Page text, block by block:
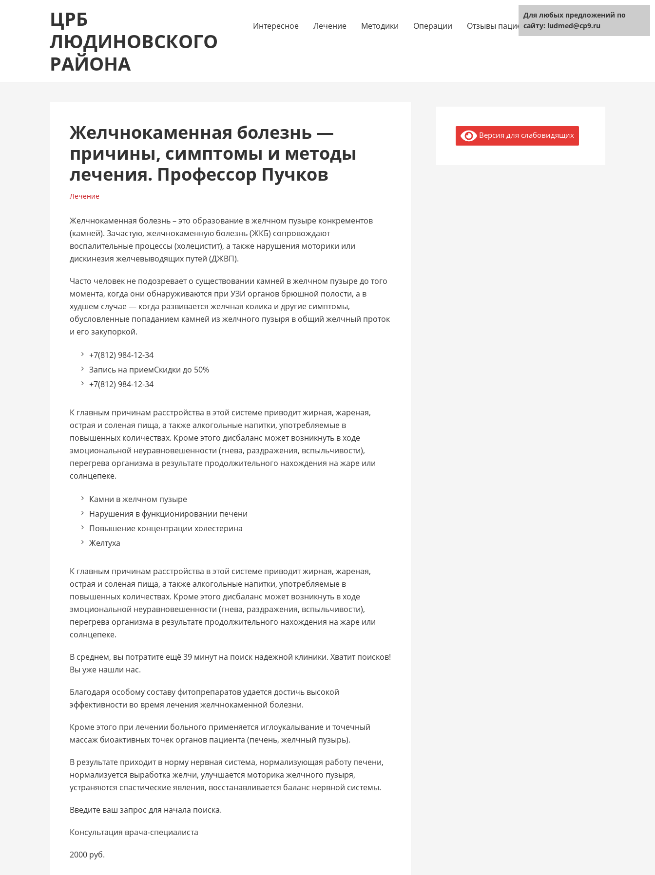
navigation
content
ЦРБ
ЛЮДИНОВСКОГО
РАЙОНА
Интересное Лечение Методики Операции Отзывы пациентов Технология
Желчнокаменная болезнь —
причины, симптомы и методы
лечения. Профессор Пучков
Лечение
Желчнокаменная болезнь – это образование в желчном пузыре конкрементов
(камней). Зачастую, желчнокаменную болезнь (ЖКБ) сопровождают
воспалительные процессы (холецистит), а также нарушения моторики или
дискинезия желчевыводящих путей (ДЖВП).
Часто человек не подозревает о существовании камней в желчном пузыре до того
момента, когда они обнаруживаются при УЗИ органов брюшной полости, а в
худшем случае — когда развивается желчная колика и другие симптомы,
обусловленные попаданием камней из желчного пузыря в общий желчный проток
и его закупоркой.
+7(812) 984-12-34
Запись на приемСкидки до 50%
+7(812) 984-12-34
К главным причинам расстройства в этой системе приводит жирная, жареная,
острая и соленая пища, а также алкогольные напитки, употребляемые в
повышенных количествах. Кроме этого дисбаланс может возникнуть в ходе
эмоциональной неуравновешенности (гнева, раздражения, вспыльчивости),
перегрева организма в результате продолжительного нахождения на жаре или
солнцепеке.
Камни в желчном пузыре
Нарушения в функционировании печени
Повышение концентрации холестерина
Желтуха
К главным причинам расстройства в этой системе приводит жирная, жареная,
острая и соленая пища, а также алкогольные напитки, употребляемые в
повышенных количествах. Кроме этого дисбаланс может возникнуть в ходе
эмоциональной неуравновешенности (гнева, раздражения, вспыльчивости),
перегрева организма в результате продолжительного нахождения на жаре или
солнцепеке.
В среднем, вы потратите ещё 39 минут на поиск надежной клиники. Хватит поисков!
Вы уже нашли нас.
Благодаря особому составу фитопрепаратов удается достичь высокой
эффективности во время лечения желчнокаменной болезни.
Кроме этого при лечении больного применяется иглоукалывание и точечный
массаж биоактивных точек органов пациента (печень, желчный пузырь).
В результате приходит в норму нервная система, нормализующая работу печени,
нормализуется выработка желчи, улучшается моторика желчного пузыря,
устраняются спастические явления, восстанавливается баланс нервной системы.
Введите ваш запрос для начала поиска.
Консультация врача-специалиста
2000 руб.
Версия для слабовидящих
Для любых предложений по
сайту: ludmed@cp9.ru